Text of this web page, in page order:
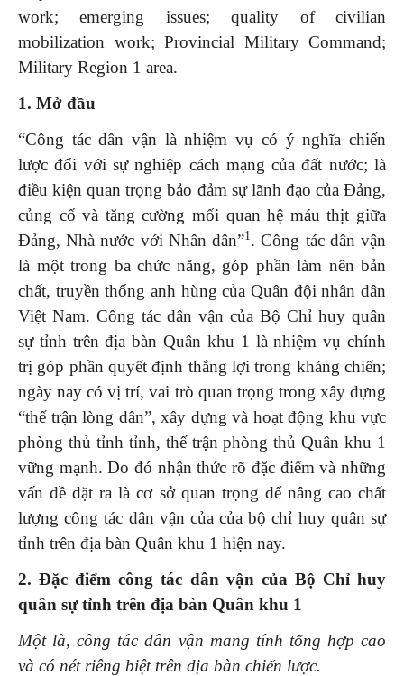
work; emerging issues; quality of civilian
mobilization work; Provincial Military Command;
Military Region 1 area.
1. Mở đầu
“Công tác dân vận là nhiệm vụ có ý nghĩa chiến
lược đối với sự nghiệp cách mạng của đất nước; là
điều kiện quan trọng bảo đảm sự lãnh đạo của Đảng,
củng cố và tăng cường mối quan hệ máu thịt giữa
Đảng, Nhà nước với Nhân dân”1. Công tác dân vận
là một trong ba chức năng, góp phần làm nên bản
chất, truyền thống anh hùng của Quân đội nhân dân
Việt Nam. Công tác dân vận của Bộ Chỉ huy quân
sự tỉnh trên địa bàn Quân khu 1 là nhiệm vụ chính
trị góp phần quyết định thắng lợi trong kháng chiến;
ngày nay có vị trí, vai trò quan trọng trong xây dựng
“thế trận lòng dân”, xây dựng và hoạt động khu vực
phòng thủ tỉnh tỉnh, thế trận phòng thủ Quân khu 1
vững mạnh. Do đó nhận thức rõ đặc điểm và những
vấn đề đặt ra là cơ sở quan trọng để nâng cao chất
lượng công tác dân vận của của bộ chỉ huy quân sự
tỉnh trên địa bàn Quân khu 1 hiện nay.
2. Đặc điểmcông tác dân vận của Bộ Chỉ huy
quân sự tỉnh trên địa bàn Quân khu 1
Một là,công tác dân vận mang tính tổng hợp cao
và có nét riêng biệt trên địa bàn chiến lược.